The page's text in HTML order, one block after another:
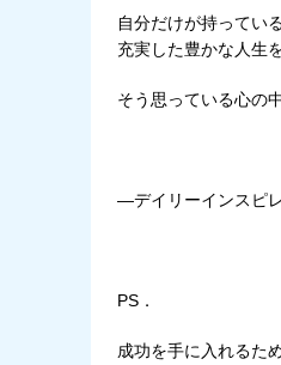
自分だけが持ってい
充実した豊かな人生
そう思っている心の
―デイリーインスピ
PS．
成功を手に入れるた